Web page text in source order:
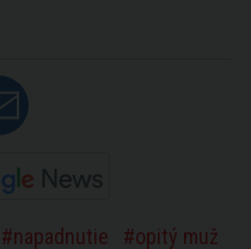
napadnutie
opitý muž